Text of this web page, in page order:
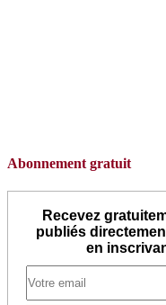
Abonnement gratuit
Recevez
publiés
en